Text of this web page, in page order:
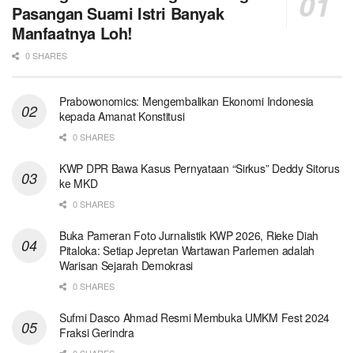
Pasangan Suami Istri Banyak
Manfaatnya Loh!
0 SHARES
Prabowonomics: Mengembalikan Ekonomi Indonesia
kepada Amanat Konstitusi
0 SHARES
KWP DPR Bawa Kasus Pernyataan “Sirkus” Deddy Sitorus
ke MKD
0 SHARES
Buka Pameran Foto Jurnalistik KWP 2026, Rieke Diah
Pitaloka: Setiap Jepretan Wartawan Parlemen adalah
Warisan Sejarah Demokrasi
0 SHARES
Sufmi Dasco Ahmad Resmi Membuka UMKM Fest 2024
Fraksi Gerindra